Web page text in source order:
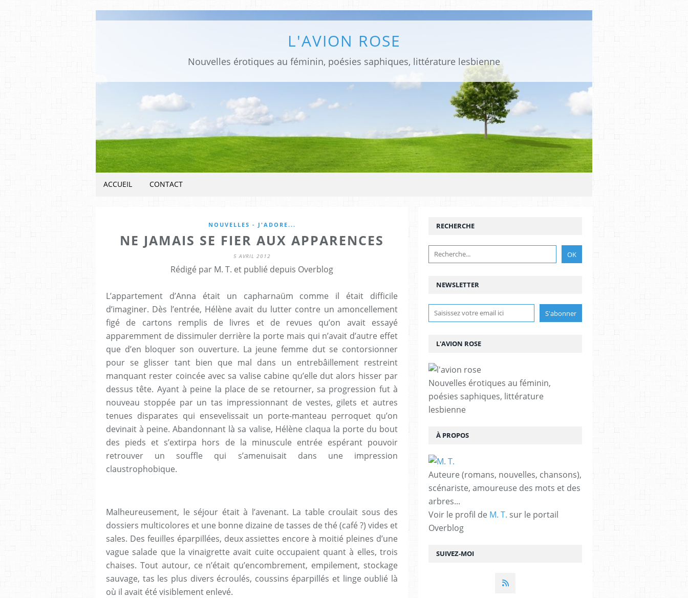
L'AVION ROSE
Nouvelles érotiques au féminin, poésies saphiques, littérature lesbienne
ACCUEIL CONTACT
NOUVELLES - J'ADORE...
NE JAMAIS SE FIER AUX APPARENCES
5 AVRIL 2012
Rédigé par M. T. et publié depuis Overblog
L’appartement d’Anna était un capharnaüm comme il était difficile
d’imaginer. Dès l’entrée, Hélène avait du lutter contre un amoncellement
figé de cartons remplis de livres et de revues qu’on avait essayé
apparemment de dissimuler derrière la porte mais qui n’avait d’autre effet
que d’en bloquer son ouverture. La jeune femme dut se contorsionner
pour se glisser tant bien que mal dans un entrebâillement restreint
manquant rester coincée avec sa valise cabine qu’elle dut alors hisser par
dessus tête. Ayant à peine la place de se retourner, sa progression fut à
nouveau stoppée par un tas impressionnant de vestes, gilets et autres
tenues disparates qui ensevelissait un porte-manteau perroquet qu’on
devinait à peine. Abandonnant là sa valise, Hélène claqua la porte du bout
des pieds et s’extirpa hors de la minuscule entrée espérant pouvoir
retrouver un souffle qui s’amenuisait dans une impression
claustrophobique.
Malheureusement, le séjour était à l’avenant. La table croulait sous des
dossiers multicolores et une bonne dizaine de tasses de thé (café ?) vides et
sales. Des feuilles éparpillées, deux assiettes encore à moitié pleines d’une
vague salade que la vinaigrette avait cuite occupaient quant à elles, trois
chaises. Tout autour, ce n’était qu’encombrement, empilement, stockage
sauvage, tas les plus divers écroulés, coussins éparpillés et linge oublié là
où il avait été visiblement enlevé.
NEWSLETTER
SUIVEZ-MOI
RECHERCHE
L'AVION ROSE
Nouvelles érotiques au féminin,
poésies saphiques, littérature
lesbienne
À PROPOS
Auteure (romans, nouvelles, chansons),
scénariste, amoureuse des mots et des
arbres...
Voir le profil de M. T. sur le portail
Overblog